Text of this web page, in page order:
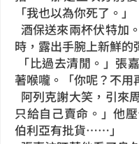
「我也以為你死了。」
酒保送來兩杯伏特加
時，露出手腕上新鮮的
「比過去清閒。」張
著喉嚨。「你呢？不用
阿列克謝大笑，引來
只給自己賣命。」他
伯利亞有批貨……」